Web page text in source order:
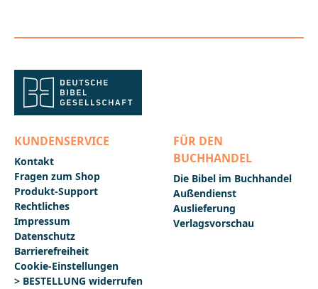
KUNDENSERVICE
Kontakt
Fragen zum Shop
Produkt-Support
Rechtliches
Impressum
Datenschutz
Barrierefreiheit
Cookie-Einstellungen
> BESTELLUNG widerrufen
FÜR DEN
BUCHHANDEL
Die Bibel im Buchhandel
Außendienst
Auslieferung
Verlagsvorschau